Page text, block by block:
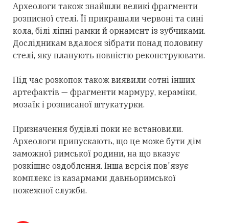
Археологи також знайшли великі фрагменти
розписної стелі. Її прикрашали червоні та сині
кола, білі ліпні рамки й орнамент із зубчиками.
Дослідникам вдалося зібрати понад половину
стелі, яку планують повністю реконструювати.
Під час розкопок також виявили сотні інших
артефактів — фрагменти мармуру, кераміки,
мозаїк і розписаної штукатурки.
Призначення будівлі поки не встановили.
Археологи припускають, що це може бути дім
заможної римської родини, на що вказує
розкішне оздоблення. Інша версія пов'язує
комплекс із казармами давньоримської
пожежної служби.